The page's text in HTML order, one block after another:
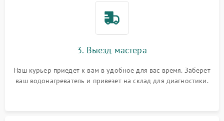
3. Выезд мастера
Наш курьер приедет к вам в удобное для вас время. Заберет
ваш водонагреватель и привезет на склад для диагностики.